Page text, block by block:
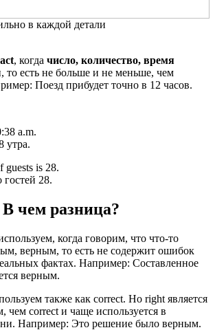
в каждой детали
, когда число, количество, время
то есть не больше и не меньше, чем
Поезд прибудет точно в 12 часов.
a.m.
утра.
guests is 28.
гостей 28.
В чем разница?
когда говорим, что что-то
верным, то есть не содержит ошибок
фактах. Например: Составленное
верным.
также как correct. Но right является
чем correct и чаще используется в
Например: Это решение было верным.